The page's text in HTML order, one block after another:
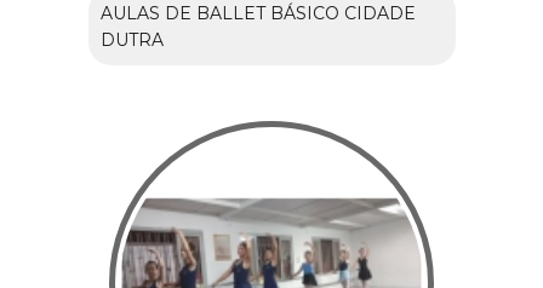
AULAS DE BALLET BÁSICO CIDADE
DUTRA